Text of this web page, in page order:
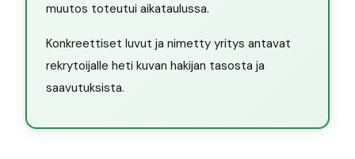
muutos toteutui aikataulussa.
Konkreettiset luvut ja nimetty yritys antavat
rekrytoijalle heti kuvan hakijan tasosta ja
saavutuksista.